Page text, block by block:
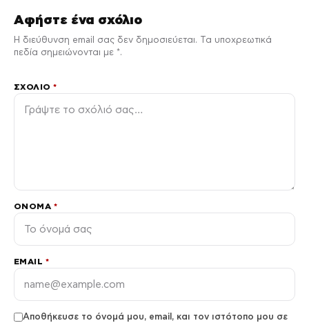
Αφήστε ένα σχόλιο
Η διεύθυνση email σας δεν δημοσιεύεται. Τα υποχρεωτικά
πεδία σημειώνονται με *.
ΣΧΌΛΙΟ*
ΌΝΟΜΑ *
EMAIL *
Αποθήκευσε το όνομά μου, email, και τον ιστότοπο μου σε